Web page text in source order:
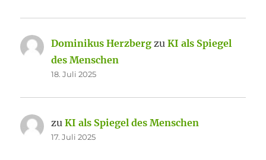
Dominikus Herzberg zuKI als Spiegel
des Menschen
18. Juli 2025
zuKI als Spiegel des Menschen
17. Juli 2025